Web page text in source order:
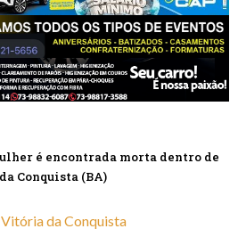
é encontrada morta dentro de
Conquista (BA)
Vitória da Conquista